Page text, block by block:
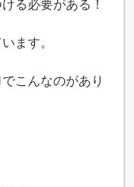
る必要がある！
ます。
こんなのがあり